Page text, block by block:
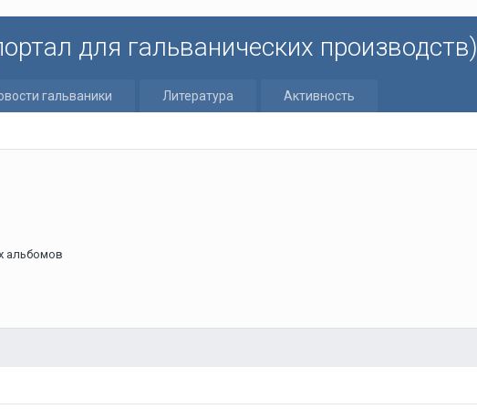
для гальванических производств)
гальваники Литература Активность
альбомов